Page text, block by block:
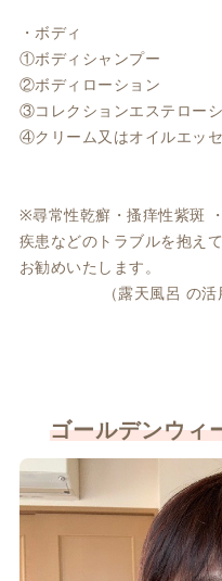
・ボディ
①ボディシャンプー
②ボディローション
③コレクションエステロー
④クリーム又はオイルエッ
※尋常性乾癬・搔痒性紫斑
疾患などのトラブルを抱え
お勧めいたします。
（露天風呂 の活用
ゴールデンウィ